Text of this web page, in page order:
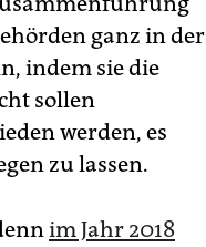
ganz in der
indem sie die
sollen
werden, es
zu lassen.
im Jahr 2018